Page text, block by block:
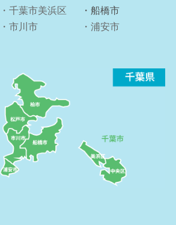
・千葉市美浜区
・船橋市
・市川市
・浦安市